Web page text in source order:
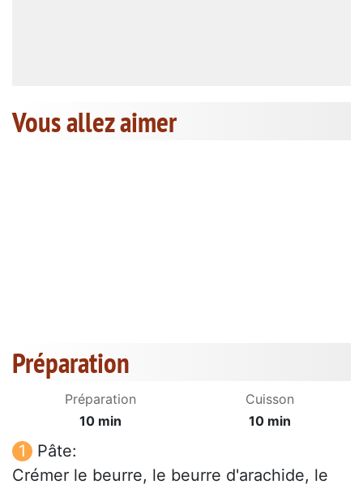
Vous allez aimer
Préparation
Préparation
10 min
Cuisson
10 min
Pâte:
Crémer le beurre, le beurre d'arachide, le